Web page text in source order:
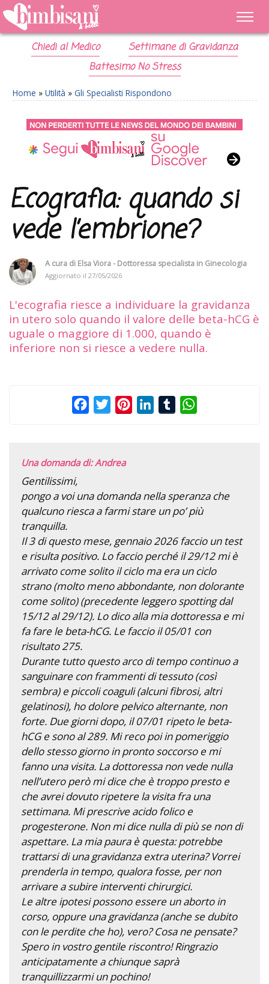
Chiedi al Medico
Settimane di Gravidanza
Battesimo No Stress
Home » Utilità » Gli Specialisti Rispondono
Ecografia: quando si
vede l’embrione?
A cura di Elsa Viora - Dottoressa specialista in Ginecologia
Aggiornato il 27/05/2026
L'ecografia riesce a individuare la gravidanza
in utero solo quando il valore delle beta-hCG è
uguale o maggiore di 1.000, quando è
inferiore non si riesce a vedere nulla.
FacebookTwitterPinterestLinkedInTumblr
Una domanda di: Andrea
Gentilissimi,
pongo a voi una domanda nella speranza che
qualcuno riesca a farmi stare un po’ più
tranquilla.
Il 3 di questo mese, gennaio 2026 faccio un test
e risulta positivo. Lo faccio perché il 29/12 mi è
arrivato come solito il ciclo ma era un ciclo
strano (molto meno abbondante, non dolorante
come solito) (precedente leggero spotting dal
15/12 al 29/12). Lo dico alla mia dottoressa e mi
fa fare le beta-hCG. Le faccio il 05/01 con
risultato 275.
Durante tutto questo arco di tempo continuo a
sanguinare con frammenti di tessuto (così
sembra) e piccoli coaguli (alcuni fibrosi, altri
gelatinosi), ho dolore pelvico alternante, non
forte. Due giorni dopo, il 07/01 ripeto le beta-
hCG e sono al 289. Mi reco poi in pomeriggio
dello stesso giorno in pronto soccorso e mi
fanno una visita. La dottoressa non vede nulla
nell’utero però mi dice che è troppo presto e
che avrei dovuto ripetere la visita fra una
settimana. Mi prescrive acido folico e
progesterone. Non mi dice nulla di più se non di
aspettare. La mia paura è questa: potrebbe
trattarsi di una gravidanza extra uterina? Vorrei
prenderla in tempo, qualora fosse, per non
arrivare a subire interventi chirurgici.
Le altre ipotesi possono essere un aborto in
corso, oppure una gravidanza (anche se dubito
con le perdite che ho), vero? Cosa ne pensate?
Spero in vostro gentile riscontro! Ringrazio
anticipatamente a chiunque saprà
tranquillizzarmi un pochino!